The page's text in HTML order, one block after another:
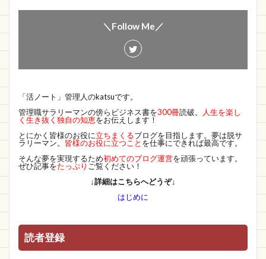
＼Follow Me／
「活ノート」管理人のkatsuです。
管理職サラリーマンの傍らビジネス書を300冊読破。
人生を楽し
く生き抜く独自の知恵をお伝えします！
とにかく皆様のお役に立ちまくるブログを目指します。夢は脱サ
ラリーマン。 皆様のお役に立つこと を仕事にできれば最高です。
そんな夢を実現するため初めてのブログ運営を頑張っています。
ぜひ記事をたっぷり ご覧ください！
↓詳細はこちらへどうぞ↓
はじめに
読者登録